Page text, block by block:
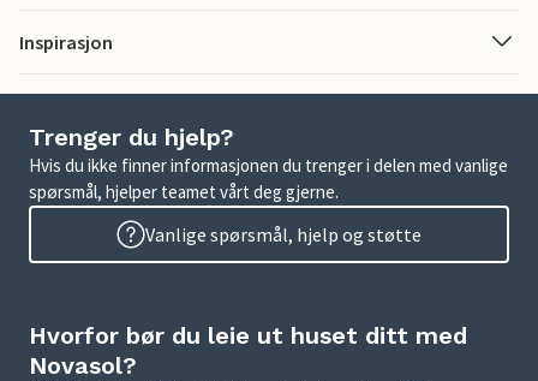
Inspirasjon
Trenger du hjelp?
Hvis du ikke finner informasjonen du trenger i delen med vanlige
spørsmål, hjelper teamet vårt deg gjerne.
Vanlige spørsmål, hjelp og støtte
Hvorfor bør du leie ut huset ditt med
Novasol?